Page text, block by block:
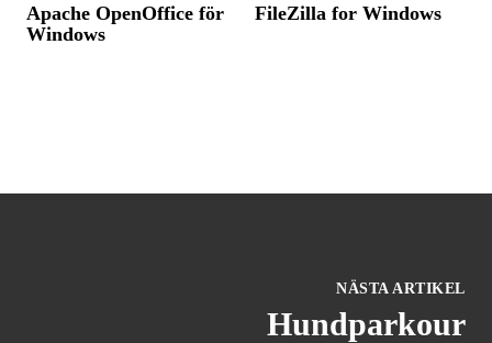
Apache OpenOffice för
Windows
FileZilla for Windows
NÄSTA ARTIKEL
Hundparkour